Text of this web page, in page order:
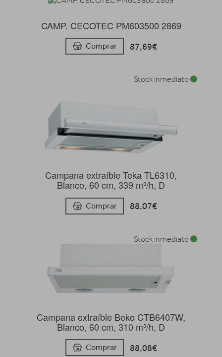
CAMP. CECOTEC PM603500 2869
Comprar 87,69€
Campana extraíble Teka TL6310,
Blanco, 60 cm, 339 m³/h, D
Comprar 88,07€
Stock inmediato
Campana extraíble Beko CTB6407W,
Blanco, 60 cm, 310 m³/h, D
Comprar 88,08€
Stock inmediato